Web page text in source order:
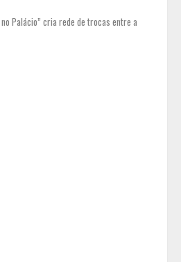
Palácio” cria rede de trocas entre a